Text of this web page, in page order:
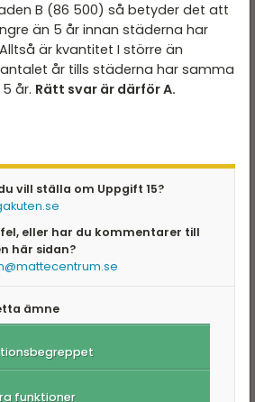
B (86 500) så betyder det att
än 5 år innan städerna har
är kvantitet I större än
år tills städerna har samma
år. Rätt svar är därför A.
vill ställa om Uppgift 15?
eller har du kommentarer till
här sidan?
ämne
funktioner